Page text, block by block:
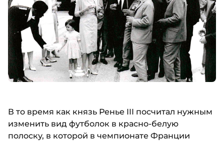
В то время как князь Ренье III посчитал нужным
изменить вид футболок в красно-белую
полоску, в которой в чемпионате Франции